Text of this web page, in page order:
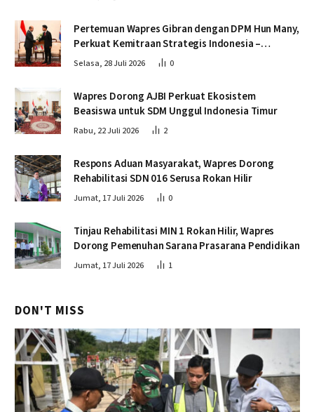
Pertemuan Wapres Gibran dengan DPM Hun Many,
Perkuat Kemitraan Strategis Indonesia –
Kamboja
Selasa, 28 Juli 2026 0
Wapres Dorong AJBI Perkuat Ekosistem
Beasiswa untuk SDM Unggul Indonesia Timur
Rabu, 22 Juli 2026 2
Respons Aduan Masyarakat, Wapres Dorong
Rehabilitasi SDN 016 Serusa Rokan Hilir
Jumat, 17 Juli 2026 0
Tinjau Rehabilitasi MIN 1 Rokan Hilir, Wapres
Dorong Pemenuhan Sarana Prasarana Pendidikan
Jumat, 17 Juli 2026 1
DON'T MISS